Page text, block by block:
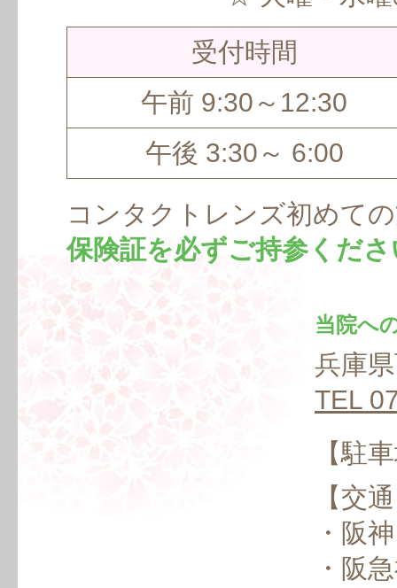
受付時間
午前 9:30～12:30
午後 3:30～ 6:00
コンタクトレンズ初めて
保険証を必ずご持参くだ
当院へ
兵庫
TEL
【駐
【交
・阪
・阪